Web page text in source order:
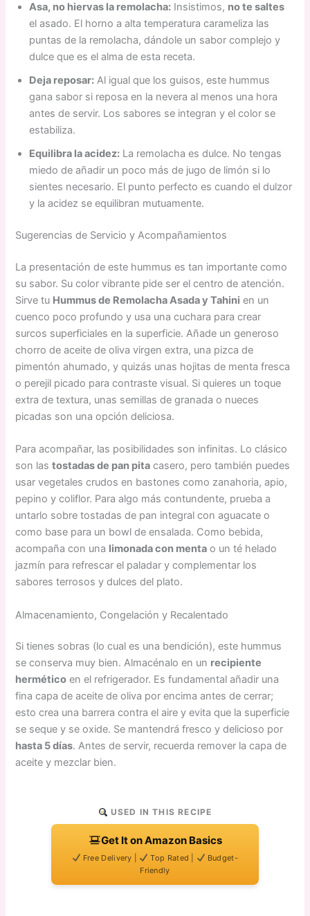
Asa, no hiervas la remolacha: Insistimos, no te saltes
el asado. El horno a alta temperatura carameliza las
puntas de la remolacha, dándole un sabor complejo y
dulce que es el alma de esta receta.
Deja reposar: Al igual que los guisos, este hummus
gana sabor si reposa en la nevera al menos una hora
antes de servir. Los sabores se integran y el color se
estabiliza.
Equilibra la acidez: La remolacha es dulce. No tengas
miedo de añadir un poco más de jugo de limón si lo
sientes necesario. El punto perfecto es cuando el dulzor
y la acidez se equilibran mutuamente.
Sugerencias de Servicio y Acompañamientos
La presentación de este hummus es tan importante como
su sabor. Su color vibrante pide ser el centro de atención.
Sirve tu Hummus de Remolacha Asada y Tahini en un
cuenco poco profundo y usa una cuchara para crear
surcos superficiales en la superficie. Añade un generoso
chorro de aceite de oliva virgen extra, una pizca de
pimentón ahumado, y quizás unas hojitas de menta fresca
o perejil picado para contraste visual. Si quieres un toque
extra de textura, unas semillas de granada o nueces
picadas son una opción deliciosa.
Para acompañar, las posibilidades son infinitas. Lo clásico
son lastostadas de pan pita casero, pero también puedes
usar vegetales crudos en bastones como zanahoria, apio,
pepino y coliflor. Para algo más contundente, prueba a
untarlo sobre tostadas de pan integral con aguacate o
como base para un bowl de ensalada. Como bebida,
acompaña con una limonada con menta o un té helado
jazmín para refrescar el paladar y complementar los
sabores terrosos y dulces del plato.
Almacenamiento, Congelación y Recalentado
Si tienes sobras (lo cual es una bendición), este hummus
se conserva muy bien. Almacénalo en un recipiente
hermético en el refrigerador. Es fundamental añadir una
fina capa de aceite de oliva por encima antes de cerrar;
esto crea una barrera contra el aire y evita que la superficie
se seque y se oxide. Se mantendrá fresco y delicioso por
hasta 5 días. Antes de servir, recuerda remover la capa de
aceite y mezclar bien.
USED IN THIS RECIPE
Get It on Amazon Basics
Free Delivery | Top Rated |
Budget-
Friendly